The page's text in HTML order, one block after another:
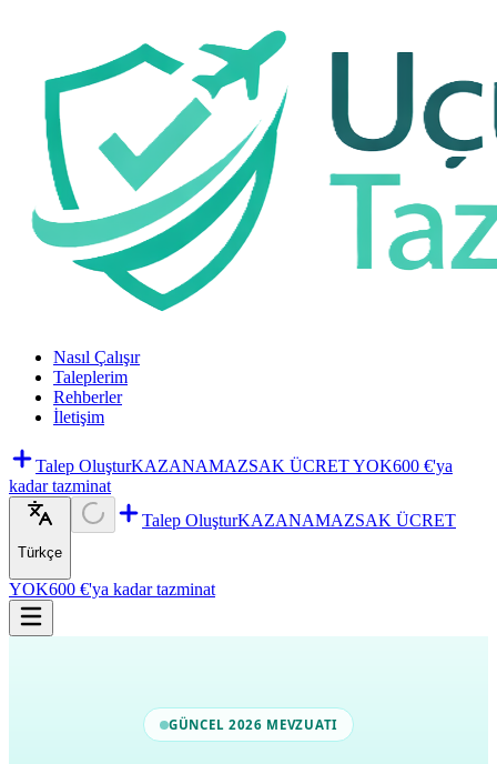
Nasıl Çalışır
Taleplerim
Rehberler
İletişim
Talep OluşturKAZANAMAZSAK ÜCRET YOK600 €'ya
kadar tazminat
Türkçe
Talep OluşturKAZANAMAZSAK ÜCRET
YOK600 €'ya kadar tazminat
GÜNCEL 2026 MEVZUATI